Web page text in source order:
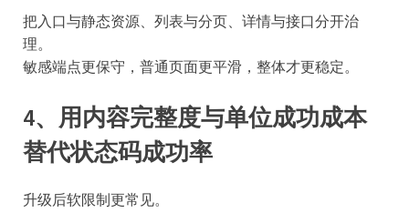
把入口与静态资源、列表与分页、详情与接口分开治
理。
敏感端点更保守，普通页面更平滑，整体才更稳定。
4、用内容完整度与单位成功成本
替代状态码成功率
升级后软限制更常见。